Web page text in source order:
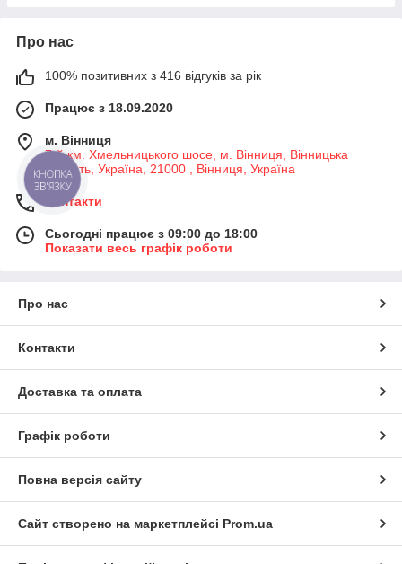
Про нас
100% позитивних з 416 відгуків за рік
Працює з 18.09.2020
м. Вінниця
7-й км. Хмельницького шосе, м. Вінниця, Вінницька
область, Україна, 21000 , Вінниця, Україна
Контакти
Сьогодні працює з 09:00 до 18:00
Показати весь графік роботи
Про нас
Контакти
Доставка та оплата
Графік роботи
Повна версія сайту
Сайт створено на маркетплейсі Prom.ua
КНОПКА
ЗВ'ЯЗКУ